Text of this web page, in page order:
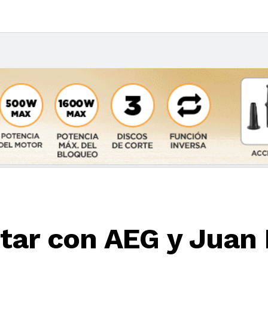
con AEG y Juan